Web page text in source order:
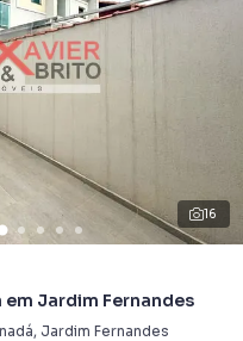
São Paulo. Não encontrou o
Entre em contato com
e comerciais,
em
de São Paulo. Aqui
com seu estilo de vida.
Nós criamos soluções
16
em Jardim Fernandes
, Jardim Fernandes